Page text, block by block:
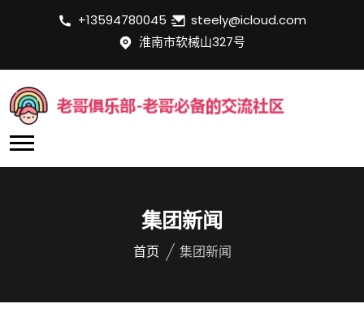
+13594780045
steely@icloud.com
淮南市软械山327号
集团新闻
首页 集团新闻